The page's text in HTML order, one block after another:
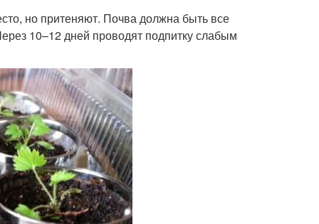
но притеняют. Почва должна быть все
10–12 дней проводят подпитку слабым